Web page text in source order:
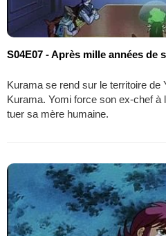
S04E07 - Après mille années de
Kurama se rend sur le territoire de
Kurama. Yomi force son ex-chef
tuer sa mère humaine.